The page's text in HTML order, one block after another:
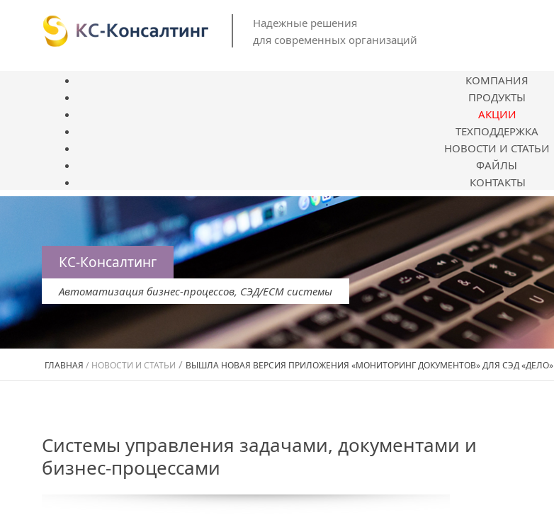
Надежные решения
для современных организаций
КОМПАНИЯ
ПРОДУКТЫ
АКЦИИ
ТЕХПОДДЕРЖКА
НОВОСТИ И СТАТЬИ
ФАЙЛЫ
КОНТАКТЫ
КС-Консалтинг
Автоматизация бизнес-процессов, СЭД/ЕСМ системы
ГЛАВНАЯ / НОВОСТИ И СТАТЬИ / ВЫШЛА НОВАЯ ВЕРСИЯ ПРИЛОЖЕНИЯ «МОНИТОРИНГ ДОКУМЕНТОВ» ДЛЯ СЭД «ДЕЛО»
Системы управления задачами, документами и
бизнес-процессами